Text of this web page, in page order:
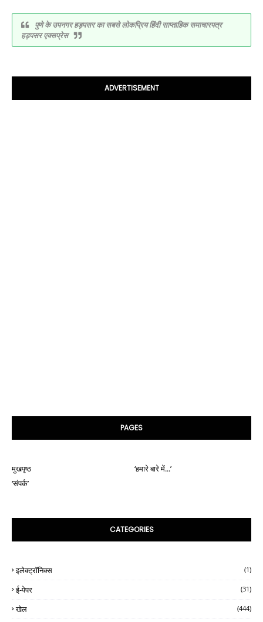
पुणे के उपनगर हड़पसर का सबसे लोकप्रिय हिंदी साप्ताहिक समाचारपत्र
हड़पसर एक्सप्रेस
ADVERTISEMENT
PAGES
मुखपृष्ठ
‘हमारे बारे में...’
‘संपर्क’
CATEGORIES
इलेक्ट्रॉनिक्स (1)
ई-पेपर (31)
खेल (444)